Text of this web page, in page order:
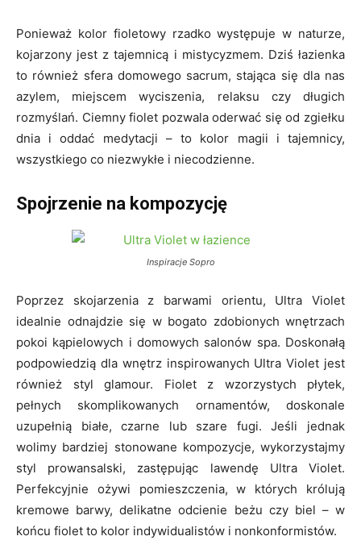
Ponieważ kolor fioletowy rzadko występuje w naturze,
kojarzony jest z tajemnicą i mistycyzmem. Dziś łazienka
to również sfera domowego sacrum, stająca się dla nas
azylem, miejscem wyciszenia, relaksu czy długich
rozmyślań. Ciemny fiolet pozwala oderwać się od zgiełku
dnia i oddać medytacji – to kolor magii i tajemnicy,
wszystkiego co niezwykłe i niecodzienne.
Spojrzenie na kompozycję
Inspiracje Sopro
Poprzez skojarzenia z barwami orientu, Ultra Violet
idealnie odnajdzie się w bogato zdobionych wnętrzach
pokoi kąpielowych i domowych salonów spa. Doskonałą
podpowiedzią dla wnętrz inspirowanych Ultra Violet jest
również styl glamour. Fiolet z wzorzystych płytek,
pełnych skomplikowanych ornamentów, doskonale
uzupełnią białe, czarne lub szare fugi. Jeśli jednak
wolimy bardziej stonowane kompozycje, wykorzystajmy
styl prowansalski, zastępując lawendę Ultra Violet.
Perfekcyjnie ożywi pomieszczenia, w których królują
kremowe barwy, delikatne odcienie beżu czy biel – w
końcu fiolet to kolor indywidualistów i nonkonformistów.